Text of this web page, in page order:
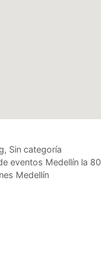
, Sin categoría
eventos Medellín la 80
Medellín